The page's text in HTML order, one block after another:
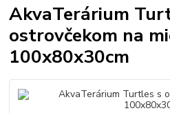
AkvaTerárium
ostrovčekom na
100x80x30cm